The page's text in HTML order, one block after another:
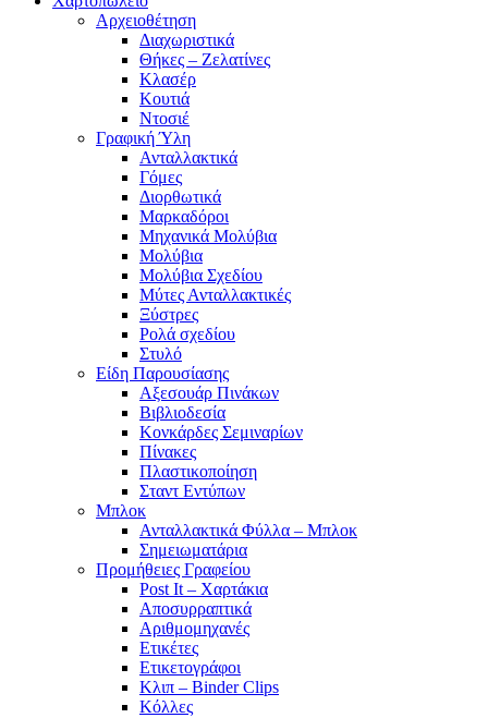
Αρχειοθέτηση
Διαχωριστικά
Θήκες – Ζελατίνες
Κλασέρ
Κουτιά
Ντοσιέ
Γραφική Ύλη
Ανταλλακτικά
Γόμες
Διορθωτικά
Μαρκαδόροι
Μηχανικά Μολύβια
Μολύβια
Μολύβια Σχεδίου
Μύτες Ανταλλακτικές
Ξύστρες
Ρολά σχεδίου
Στυλό
Είδη Παρουσίασης
Αξεσουάρ Πινάκων
Βιβλιοδεσία
Κονκάρδες Σεμιναρίων
Πίνακες
Πλαστικοποίηση
Σταντ Εντύπων
Μπλοκ
Ανταλλακτικά Φύλλα – Μπλοκ
Σημειωματάρια
Προμήθειες Γραφείου
Post It – Χαρτάκια
Αποσυρραπτικά
Αριθμομηχανές
Ετικέτες
Ετικετογράφοι
Κλιπ – Binder Clips
Κόλλες